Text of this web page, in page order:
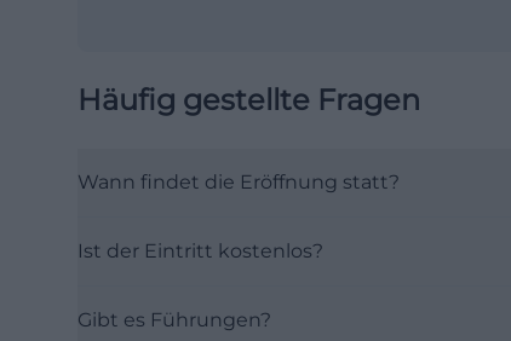
Häufig gestellte Fragen
Wann findet die Eröffnung statt?
Ist der Eintritt kostenlos?
Gibt es Führungen?